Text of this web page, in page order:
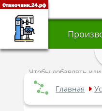
Главная
Чтобы добавлять
авторизуйтесь